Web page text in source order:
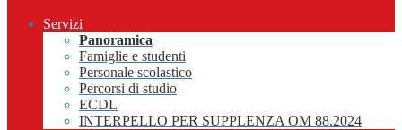
Servizi
Panoramica
Famiglie e studenti
Personale scolastico
Percorsi di studio
ECDL
INTERPELLO PER SUPPLENZA OM 88.2024